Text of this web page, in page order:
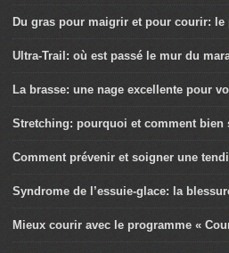
Du gras pour maigrir et pour courir: le
Ultra-Trail: où est passé le mur du
La brasse: une nage excellente pour
Stretching: pourquoi et comment bien
Comment prévenir et soigner une
Syndrome de l’essuie-glace: la
Mieux courir avec le programme «